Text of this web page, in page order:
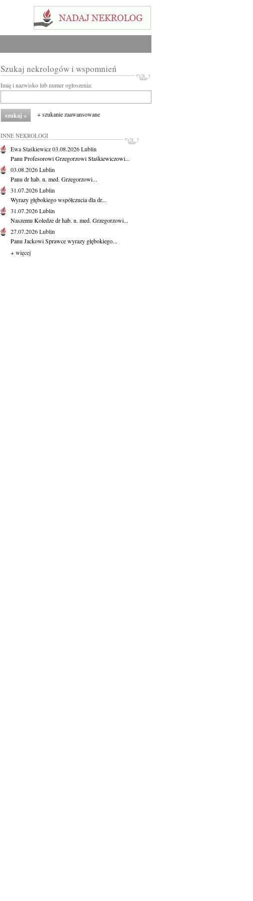
Szukaj nekrologów i wspomnień
Imię i nazwisko lub numer ogłoszenia:
+ szukanie zaawansowane
INNE NEKROLOGI
Ewa Staśkiewicz03.08.2026Lublin
Panu Profesorowi Grzegorzowi Staśkiewiczowi...
03.08.2026Lublin
Panu dr hab. n. med. Grzegorzowi...
31.07.2026Lublin
Wyrazy głębokiego współczucia dla dr...
31.07.2026Lublin
Naszemu Koledze dr hab. n. med. Grzegorzowi...
27.07.2026Lublin
Panu Jackowi Sprawce wyrazy głębokiego...
+ więcej